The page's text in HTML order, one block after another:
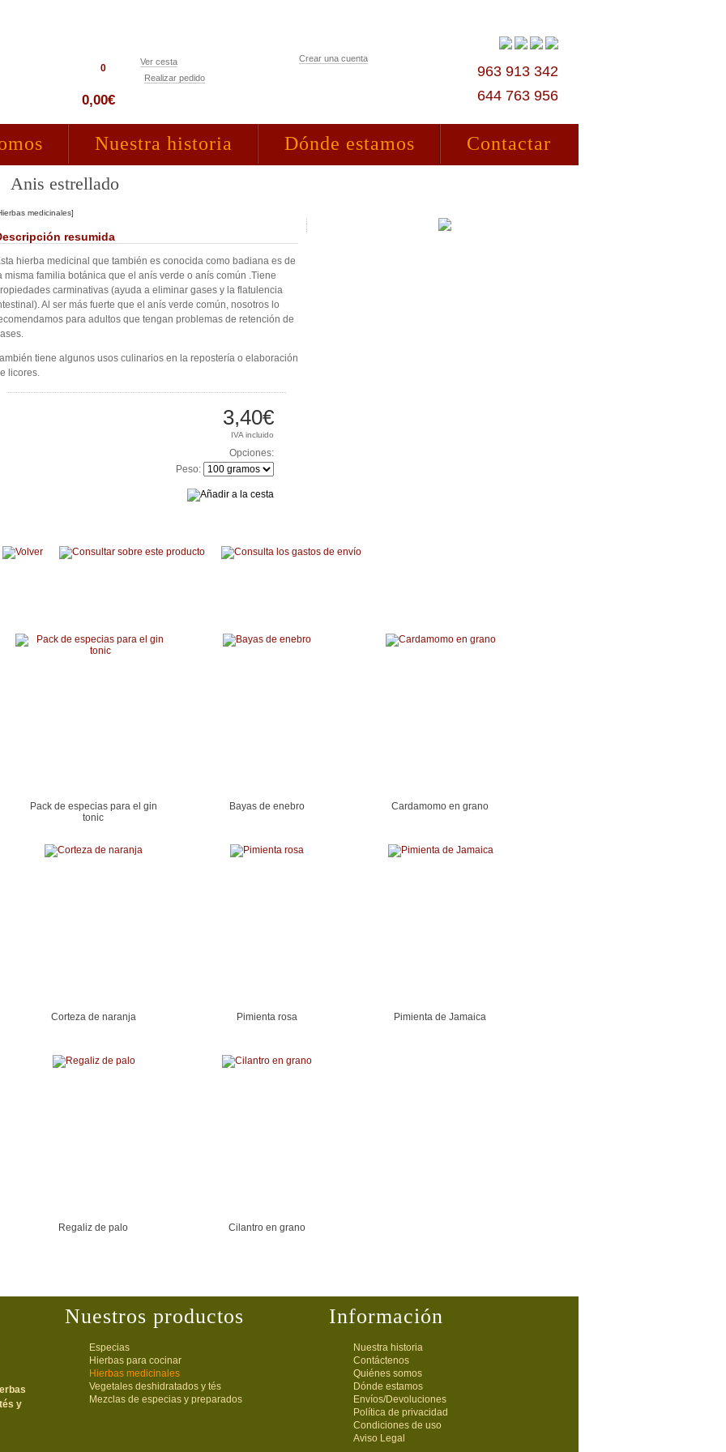
963 913 342
644 763 956
Crear una cuenta
0,00€
0
Ver cesta
Realizar pedido
Nuestra historia Dónde estamos Contactar
Anis estrellado
medicinales]
resumida
hierba medicinal que también es conocida como badiana es de
misma familia botánica que el anís verde o anís común .Tiene
carminativas (ayuda a eliminar gases y la flatulencia
Al ser más fuerte que el anís verde común, nosotros lo
para adultos que tengan problemas de retención de
tiene algunos usos culinarios en la repostería o elaboración
licores.
3,40€
IVA incluido
Opciones:
Peso:
Pack de especias para el gin
tonic
Bayas de enebro Cardamomo en grano
Corteza de naranja Pimienta rosa Pimienta de Jamaica
Regaliz de palo Cilantro en grano
y
Nuestros productos
Especias
Hierbas para cocinar
Hierbas medicinales
Vegetales deshidratados y tés
Mezclas de especias y preparados
Información
Nuestra historia
Contáctenos
Quiénes somos
Dónde estamos
Envíos/Devoluciones
Política de privacidad
Condiciones de uso
Aviso Legal